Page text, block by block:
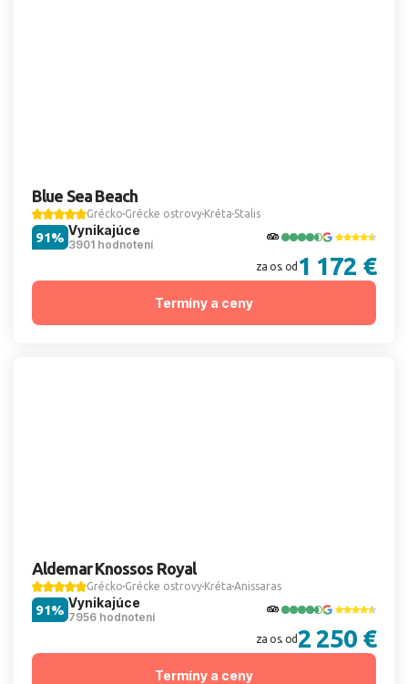
Blue Sea Beach
Grécko Grécke ostrovy Kréta Stalis
Vynikajúce
3901 hodnotení
91%
za os. od 1 172 €
Termíny a ceny
Aldemar Knossos Royal
Grécko Grécke ostrovy Kréta Anissaras
Vynikajúce
7956 hodnotení
91%
za os. od2 250 €
Termíny a ceny